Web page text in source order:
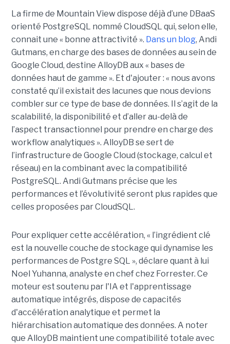
La firme de Mountain View dispose déjà d’une DBaaS
orienté PostgreSQL nommé CloudSQL qui, selon elle,
connait une « bonne attractivité ». Dans un blog, Andi
Gutmans, en charge des bases de données au sein de
Google Cloud, destine AlloyDB aux « bases de
données haut de gamme ». Et d'ajouter : « nous avons
constaté qu’il existait des lacunes que nous devions
combler sur ce type de base de données. Il s’agit de la
scalabilité, la disponibilité et d’aller au-delà de
l’aspect transactionnel pour prendre en charge des
workflow analytiques ». AlloyDB se sert de
l’infrastructure de Google Cloud (stockage, calcul et
réseau) en la combinant avec la compatibilité
PostgreSQL. Andi Gutmans précise que les
performances et l’évolutivité seront plus rapides que
celles proposées par CloudSQL.
Pour expliquer cette accélération, « l’ingrédient clé
est la nouvelle couche de stockage qui dynamise les
performances de Postgre SQL », déclare quant à lui
Noel Yuhanna, analyste en chef chez Forrester. Ce
moteur est soutenu par l'IA et l'apprentissage
automatique intégrés, dispose de capacités
d'accélération analytique et permet la
hiérarchisation automatique des données. A noter
que AlloyDB maintient une compatibilité totale avec